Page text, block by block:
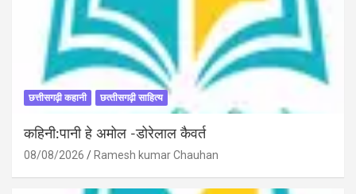
छत्तीसगढ़ी कहानी छत्‍तीसगढ़ी साहित्‍य
कहिनी:पानी हे अमोल -डोरेलाल कैवर्त
08/08/2026 Ramesh kumar Chauhan